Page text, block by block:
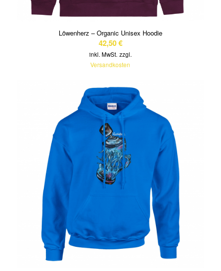
Löwenherz – Organic Unisex Hoodie
42,50€
inkl. MwSt. zzgl.
Versandkosten